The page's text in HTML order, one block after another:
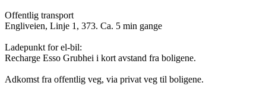
Offentlig transport
Engliveien, Linje 1, 373. Ca. 5 min gange
Ladepunkt for el-bil:
Recharge Esso Grubhei i kort avstand fra boligene.
Adkomst fra offentlig veg, via privat veg til boligene.